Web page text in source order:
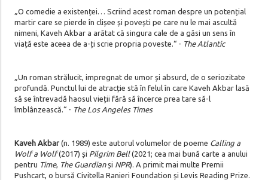
„O comedie a existenței… Scriind acest roman despre un potențial
martir care se pierde în clișee și povești pe care nu le mai ascultă
nimeni, Kaveh Akbar a arătat că singura cale de a găsi un sens în
viață este aceea de a-ți scrie propria poveste.“ - The Atlantic
„Un roman strălucit, impregnat de umor și absurd, de o seriozitate
profundă. Punctul lui de atracție stă în felul în care Kaveh Akbar lasă
să se întrevadă haosul vieții fără să încerce prea tare să-l
îmblânzească.“ - The Los Angeles Times
Kaveh Akbar (n. 1989) este autorul volumelor de poeme Calling a
Wolf a Wolf(2017) și Pilgrim Bell(2021; cea mai bună carte a anului
pentru Time, The Guardianși NPR). A primit mai multe Premii
Pushcart, o bursă Civitella Ranieri Foundation și Levis Reading Prize.